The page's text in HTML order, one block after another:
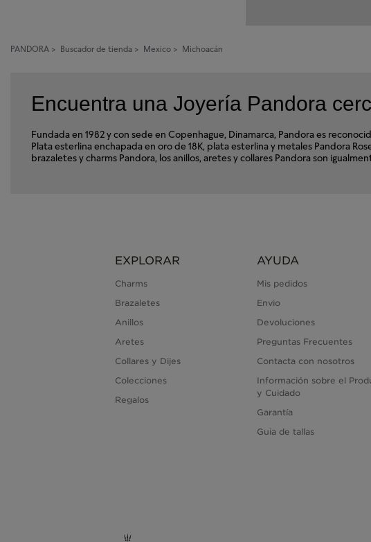
PANDORA > Buscador de tienda > Mexico > Michoacán
Encuentra una Joyería Pandora
Fundada en 1982 y con sede en Copenhague, Dinamarca, Pandora es
Plata esterlina enchapada en oro de 18K, plata esterlina y metales Pandora
brazaletes y charms Pandora, los anillos, aretes y collares Pandora son
EXPLORAR
Charms
Brazaletes
Anillos
Aretes
Collares y Dijes
Colecciones
Regalos
AYUDA
Mis pedidos
Envio
Devoluciones
Preguntas Frecuentes
Contacta con nosotros
Información sobre el
y Cuidado
Garantía
Guia de tallas